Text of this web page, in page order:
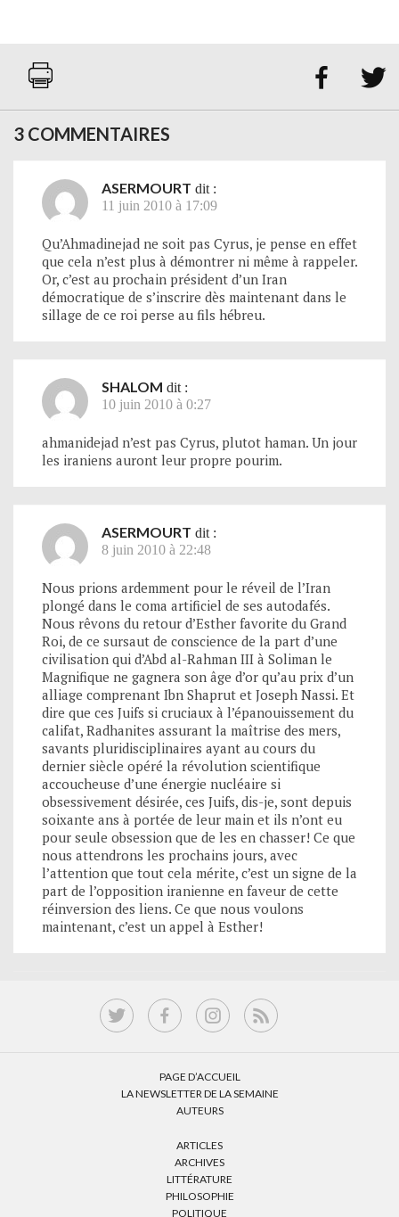
 
3 COMMENTAIRES
ASERMOURT dit :
11 juin 2010 à 17:09
Qu’Ahmadinejad ne soit pas Cyrus, je pense en effet
que cela n’est plus à démontrer ni même à rappeler.
Or, c’est au prochain président d’un Iran
démocratique de s’inscrire dès maintenant dans le
sillage de ce roi perse au fils hébreu.
SHALOM dit :
10 juin 2010 à 0:27
ahmanidejad n’est pas Cyrus, plutot haman. Un jour
les iraniens auront leur propre pourim.
ASERMOURT dit :
8 juin 2010 à 22:48
Nous prions ardemment pour le réveil de l’Iran
plongé dans le coma artificiel de ses autodafés.
Nous rêvons du retour d’Esther favorite du Grand
Roi, de ce sursaut de conscience de la part d’une
civilisation qui d’Abd al-Rahman III à Soliman le
Magnifique ne gagnera son âge d’or qu’au prix d’un
alliage comprenant Ibn Shaprut et Joseph Nassi. Et
dire que ces Juifs si cruciaux à l’épanouissement du
califat, Radhanites assurant la maîtrise des mers,
savants pluridisciplinaires ayant au cours du
dernier siècle opéré la révolution scientifique
accoucheuse d’une énergie nucléaire si
obsessivement désirée, ces Juifs, dis-je, sont depuis
soixante ans à portée de leur main et ils n’ont eu
pour seule obsession que de les en chasser! Ce que
nous attendrons les prochains jours, avec
l’attention que tout cela mérite, c’est un signe de la
part de l’opposition iranienne en faveur de cette
réinversion des liens. Ce que nous voulons
maintenant, c’est un appel à Esther!
PAGE D’ACCUEIL
LA NEWSLETTER DE LA SEMAINE
AUTEURS
ARTICLES
ARCHIVES
LITTÉRATURE
PHILOSOPHIE
POLITIQUE